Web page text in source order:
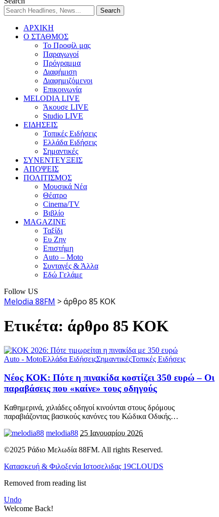
ΑΡΧΙΚΗ
Ο ΣΤΑΘΜΟΣ
Το Προφίλ μας
Παραγωγοί
Πρόγραμμα
Διαφήμιση
Διαφημιζόμενοι
Επικοινωνία
MELODIA LIVE
Άκουσε LIVE
Studio LIVE
ΕΙΔΗΣΕΙΣ
Τοπικές Ειδήσεις
Ελλάδα Ειδήσεις
Σημαντικές
ΣΥΝΕΝΤΕΥΞΕΙΣ
ΑΠΟΨΕΙΣ
ΠΟΛΙΤΙΣΜΟΣ
Μουσικά Νέα
Θέατρο
Cinema/TV
Βιβλίο
MAGAZINE
Ταξίδι
Ευ Ζην
Επιστήμη
Auto – Moto
Συνταγές & Άλλα
Εδώ Γελάμε
Follow US
Melodia 88FM >άρθρο 85 ΚΟΚ
Ετικέτα: άρθρο 85 ΚΟΚ
Auto - MotoΕλλάδα ΕιδήσειςΣημαντικέςΤοπικές Ειδήσεις
Νέος ΚΟΚ: Πότε η πινακίδα κοστίζει 350 ευρώ – Οι
παραβάσεις που «καίνε» τους οδηγούς
Καθημερινά, χιλιάδες οδηγοί κινούνται στους δρόμους
παραβιάζοντας βασικούς κανόνες του Κώδικα Οδικής…
melodia88 25 Ιανουαρίου 2026
©2025 Ράδιο Μελωδία 88FM. All rights Reserved.
Κατασκευή & Φιλοξενία Ιστοσελιδας 19CLOUDS
Removed from reading list
Undo
Welcome Back!